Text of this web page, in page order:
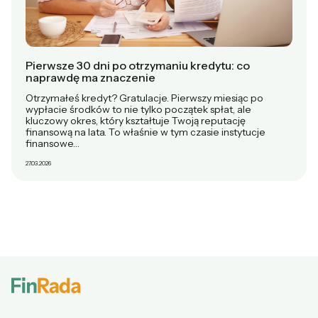
Pierwsze 30 dni po otrzymaniu kredytu: co
naprawdę ma znaczenie
Otrzymałeś kredyt? Gratulacje. Pierwszy miesiąc po
wypłacie środków to nie tylko początek spłat, ale
kluczowy okres, który kształtuje Twoją reputację
finansową na lata. To właśnie w tym czasie instytucje
finansowe…
27.03.2026